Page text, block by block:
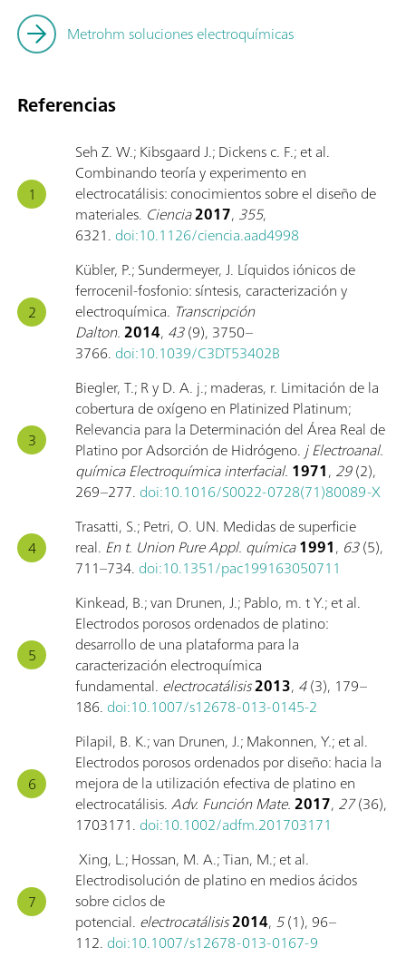
Metrohm soluciones electroquímicas
Referencias
Seh Z. W.; Kibsgaard J.; Dickens c. F.; et al.
Combinando teoría y experimento en
electrocatálisis: conocimientos sobre el diseño de
materiales. Ciencia2017, 355,
6321. doi:10.1126/ciencia.aad4998
Kübler, P.; Sundermeyer, J. Líquidos iónicos de
ferrocenil-fosfonio: síntesis, caracterización y
electroquímica. Transcripción
Dalton.2014, 43(9), 3750–
3766. doi:10.1039/C3DT53402B
Biegler, T.; R y D. A. j.; maderas, r. Limitación de la
cobertura de oxígeno en Platinized Platinum;
Relevancia para la Determinación del Área Real de
Platino por Adsorción de Hidrógeno. j Electroanal.
química Electroquímica interfacial. 1971, 29(2),
269–277. doi:10.1016/S0022-0728(71)80089-X
Trasatti, S.; Petri, O. UN. Medidas de superficie
real. En t. Union Pure Appl. química1991, 63(5),
711–734. doi:10.1351/pac199163050711
Kinkead, B.; van Drunen, J.; Pablo, m. t Y.; et al.
Electrodos porosos ordenados de platino:
desarrollo de una plataforma para la
caracterización electroquímica
fundamental. electrocatálisis2013, 4(3), 179–
186. doi:10.1007/s12678-013-0145-2
Pilapil, B. K.; van Drunen, J.; Makonnen, Y.; et al.
Electrodos porosos ordenados por diseño: hacia la
mejora de la utilización efectiva de platino en
electrocatálisis.Adv. Función Mate.2017, 27(36),
1703171. doi:10.1002/adfm.201703171
Xing, L.; Hossan, M. A.; Tian, M.; et al.
Electrodisolución de platino en medios ácidos
sobre ciclos de
potencial. electrocatálisis2014, 5(1), 96–
112. doi:10.1007/s12678-013-0167-9